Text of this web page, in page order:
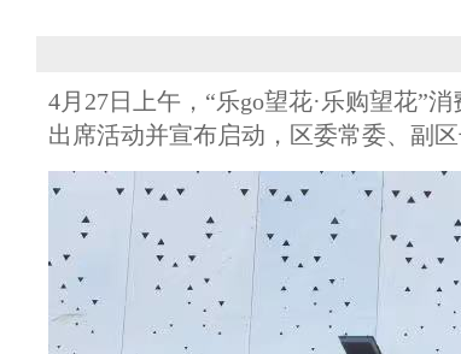
4月27日上午，“乐go望花·乐购望花”
出席活动并宣布启动，区委常委、副区